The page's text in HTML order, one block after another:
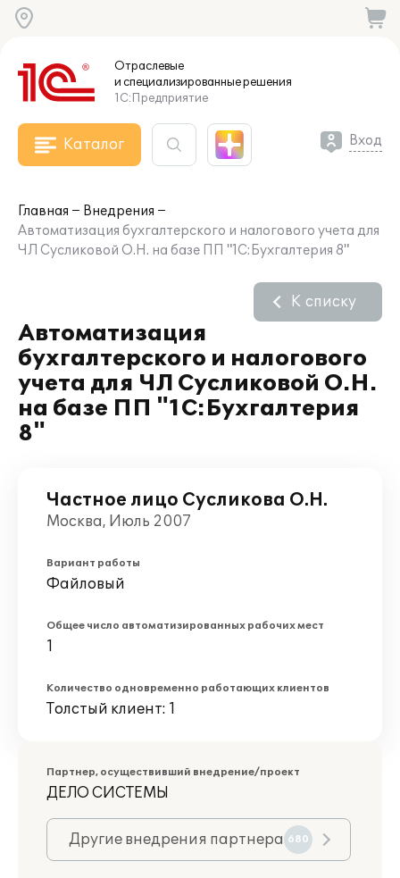
Отраслевые
и специализированныерешения
1С:Предприятие
Каталог Вход
Главная
Внедрения
Автоматизация бухгалтерского и налогового учета для
ЧЛ Сусликовой О.Н. на базе ПП "1С:Бухгалтерия 8"
Автоматизация
бухгалтерского и налогового
учета для ЧЛ Сусликовой О.Н.
на базе ПП "1С:Бухгалтерия
8"
К списку
Частное лицо Сусликова О.Н.
Москва, Июль 2007
Вариант работы
Файловый
Общее число автоматизированных рабочих мест
1
Количество одновременно работающих клиентов
Толстый клиент: 1
Партнер, осуществивший внедрение/проект
ДЕЛО СИСТЕМЫ
Другие внедрения партнера 680